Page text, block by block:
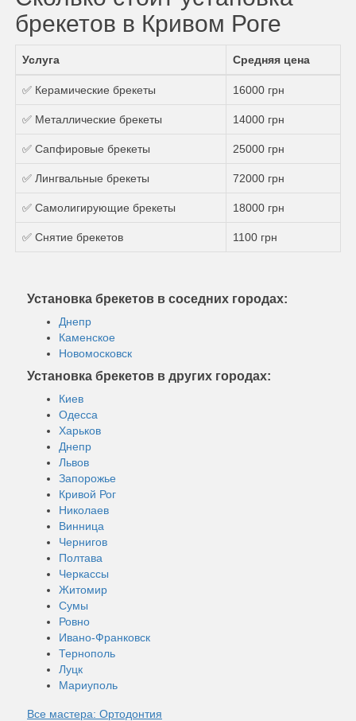
брекетов в Кривом Роге
Услуга Средняя цена
✅ Керамические брекеты 16000 грн
✅ Металлические брекеты 14000 грн
✅ Сапфировые брекеты 25000 грн
✅ Лингвальные брекеты 72000 грн
✅ Самолигирующие брекеты 18000 грн
✅ Снятие брекетов 1100 грн
Установка брекетов в соседних городах:
Днепр
Каменское
Новомосковск
Установка брекетов в других городах:
Киев
Одесса
Харьков
Днепр
Львов
Запорожье
Кривой Рог
Николаев
Винница
Чернигов
Полтава
Черкассы
Житомир
Сумы
Ровно
Ивано-Франковск
Тернополь
Луцк
Мариуполь
Все мастера: Ортодонтия